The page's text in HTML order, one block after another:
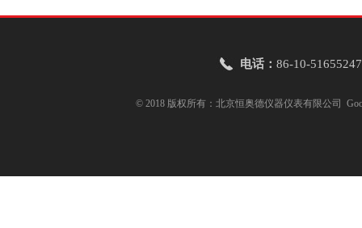
电话： 86-10-51655247
© 2018 版权所有：北京恒奥德仪器仪表有限公司